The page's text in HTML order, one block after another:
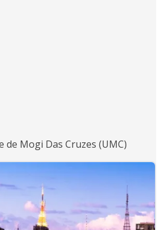
de Mogi Das Cruzes (UMC)